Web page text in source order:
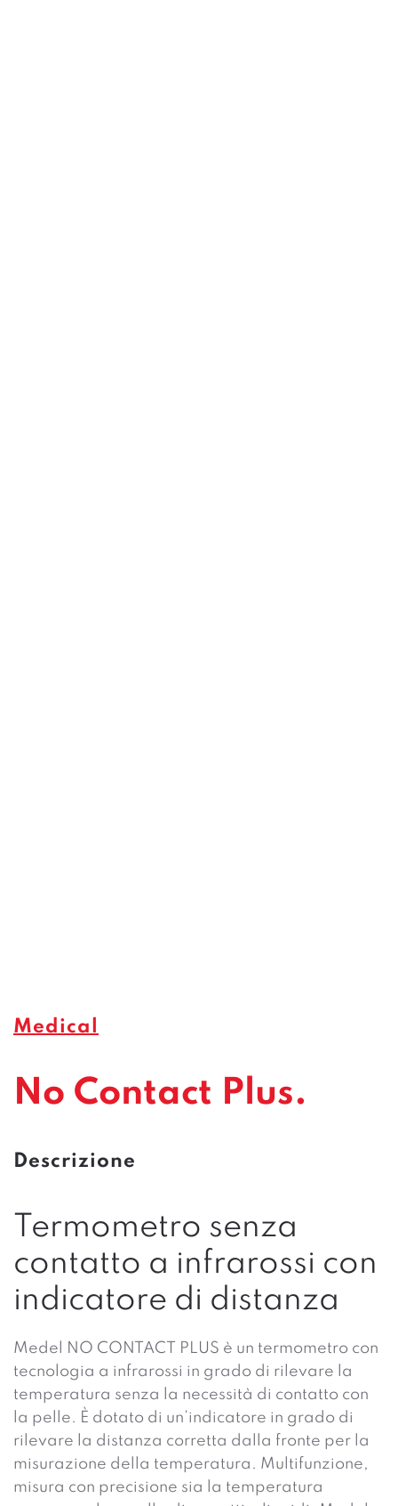
Medical
No Contact Plus.
Descrizione
Termometro senza
contatto a infrarossi con
indicatore di distanza
Medel NO CONTACT PLUS è un termometro con
tecnologia a infrarossi in grado di rilevare la
temperatura senza la necessità di contatto con
la pelle. È dotato di un’indicatore in grado di
rilevare la distanza corretta dalla fronte per la
misurazione della temperatura. Multifunzione,
misura con precisione sia la temperatura